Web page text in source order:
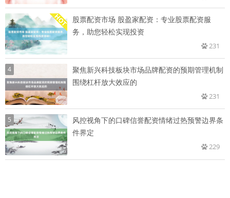
股票配资市场 股盈家配资：专业股票配资服
务，助您轻松实现投资
231
4
聚焦新兴科技板块市场品牌配资的预期管理机制
围绕杠杆放大效应的
231
5
风控视角下的口碑信誉配资情绪过热预警边界条
件界定
229